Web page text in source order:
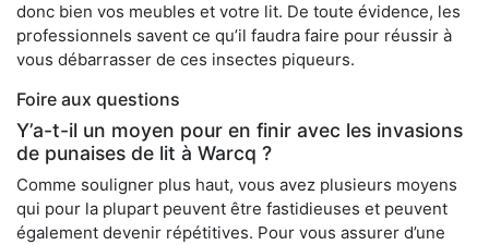
donc bien vos meubles et votre lit. De toute évidence, les
professionnels savent ce qu’il faudra faire pour réussir à
vous débarrasser de ces insectes piqueurs.
Foire aux questions
Y’a-t-il un moyen pour en finir avec les invasions
de punaises de lit à Warcq ?
Comme souligner plus haut, vous avez plusieurs moyens
qui pour la plupart peuvent être fastidieuses et peuvent
également devenir répétitives. Pour vous assurer d’une